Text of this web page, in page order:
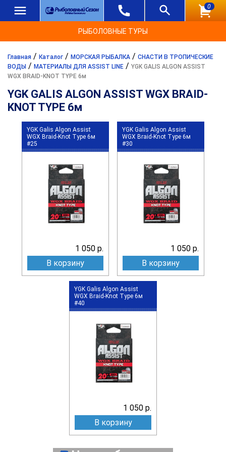
0
РЫБОЛОВНЫЕ ТУРЫ
Главная / Каталог / МОРСКАЯ РЫБАЛКА / СНАСТИ В ТРОПИЧЕСКИЕ
ВОДЫ / МАТЕРИАЛЫ ДЛЯ ASSIST LINE / YGK GALIS ALGON ASSIST
WGX BRAID-KNOT TYPE 6м
YGK GALIS ALGON ASSIST WGX BRAID-
KNOT TYPE 6м
YGK Galis Algon Assist
WGX Braid-Knot Type 6м
#25
1 050 р.
В корзину
YGK Galis Algon Assist
WGX Braid-Knot Type 6м
#30
1 050 р.
В корзину
YGK Galis Algon Assist
WGX Braid-Knot Type 6м
#40
1 050 р.
В корзину